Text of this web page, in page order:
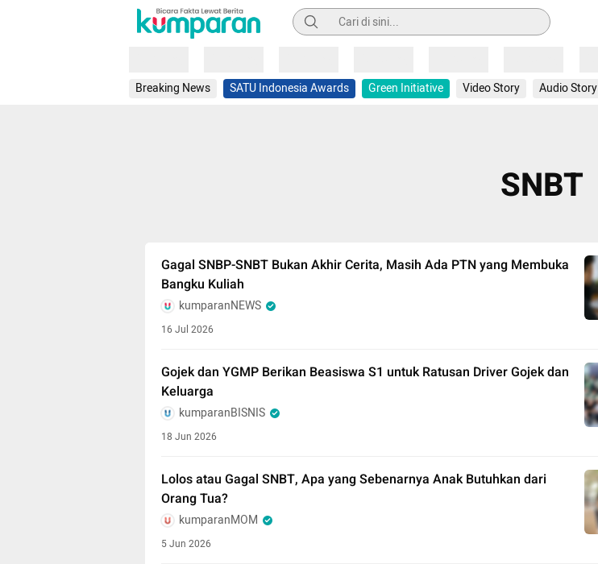
Pencarian
Breaking News SATU Indonesia Awards Green Initiative Video Story Audio Story
SNBT
Gagal SNBP-SNBT Bukan Akhir Cerita, Masih Ada PTN yang Membuka
Bangku Kuliah
kumparanNEWS
16 Jul 2026
Gojek dan YGMP Berikan Beasiswa S1 untuk Ratusan Driver Gojek dan
Keluarga
kumparanBISNIS
18 Jun 2026
Lolos atau Gagal SNBT, Apa yang Sebenarnya Anak Butuhkan dari
Orang Tua?
kumparanMOM
5 Jun 2026